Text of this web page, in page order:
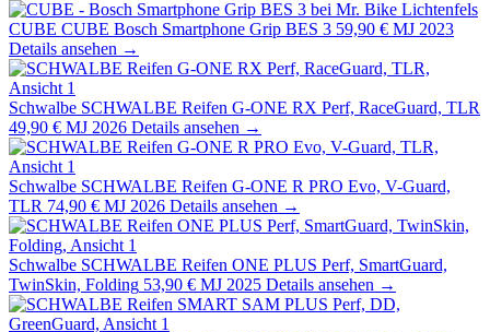
CUBE CUBE Bosch Smartphone Grip BES 3 59,90 € MJ 2023
Details ansehen →
Schwalbe SCHWALBE Reifen G-ONE RX Perf, RaceGuard, TLR
49,90 € MJ 2026 Details ansehen →
Schwalbe SCHWALBE Reifen G-ONE R PRO Evo, V-Guard,
TLR 74,90 € MJ 2026 Details ansehen →
Schwalbe SCHWALBE Reifen ONE PLUS Perf, SmartGuard,
TwinSkin, Folding 53,90 € MJ 2025 Details ansehen →